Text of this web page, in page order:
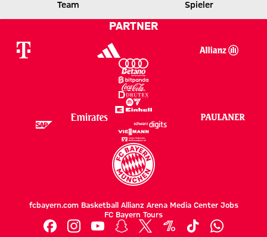
FCB
Team Spieler
PARTNER
fcbayern.com Basketball Allianz Arena Media Center Jobs
FC Bayern Tours